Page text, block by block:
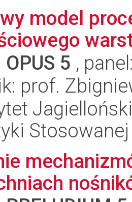
model
OPUS 5 ,
prof.
Stosowanej